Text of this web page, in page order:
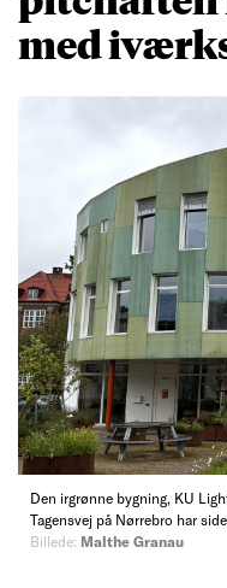
med
Den irgrønne bygning, KU
Tagensvej på Nørrebro har
Billede: Malthe Granau